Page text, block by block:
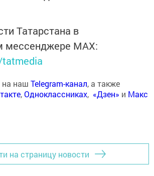
Татарстана в
мессенджере MАХ:
на наш Telegram-канал, а также
,Одноклассниках, «Дзен» и Макс
на страницу новости